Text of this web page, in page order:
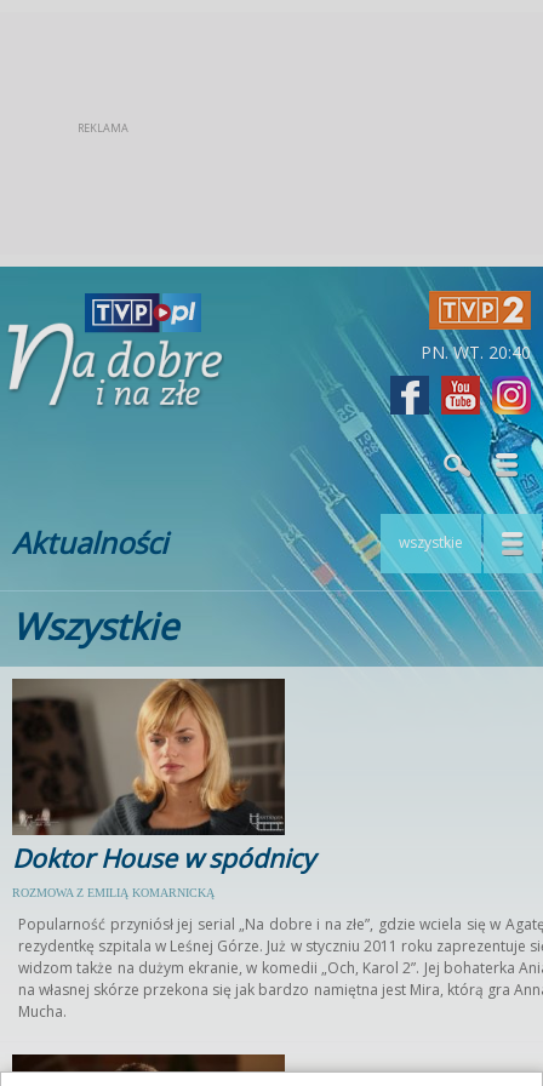
PN. WT. 20:40
Aktualności wszystkie
Wszystkie
Doktor House w spódnicy
ROZMOWA Z EMILIĄ KOMARNICKĄ
Popularność przyniósł jej serial „Na dobre i na złe”, gdzie wciela się w
rezydentkę szpitala w Leśnej Górze. Już w styczniu 2011 roku zaprezentuje
widzom także na dużym ekranie, w komedii „Och, Karol 2”. Jej bohaterka
na własnej skórze przekona się jak bardzo namiętna jest Mira, którą gra
Mucha.